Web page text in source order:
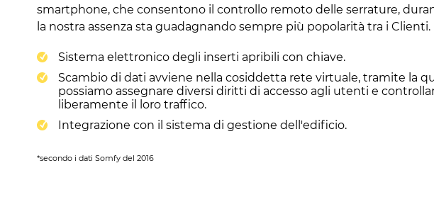
smartphone, che consentono il controllo remoto delle serrature,
la nostra assenza sta guadagnando sempre più popolarità tra i Clienti.
Sistema elettronico degli inserti apribili con chiave.
Scambio di dati avviene nella cosiddetta rete virtuale, tramite la
possiamo assegnare diversi diritti di accesso agli utenti e
liberamente il loro traffico.
Integrazione con il sistema di gestione dell'edificio.
*secondo i dati Somfy del 2016